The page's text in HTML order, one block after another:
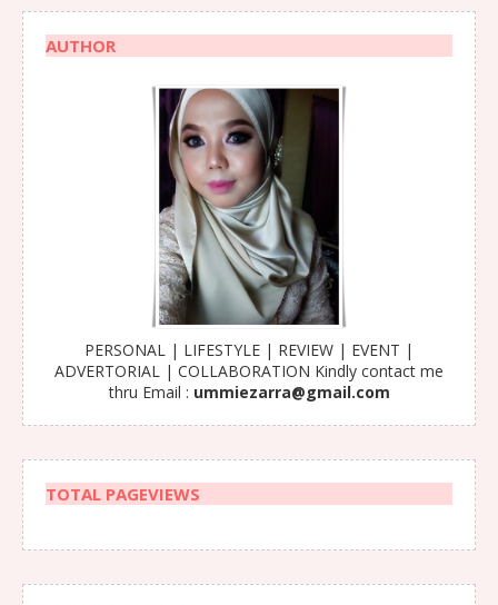
AUTHOR
PERSONAL | LIFESTYLE | REVIEW | EVENT |
ADVERTORIAL | COLLABORATION Kindly contact me
thru Email : ummiezarra@gmail.com
TOTAL PAGEVIEWS